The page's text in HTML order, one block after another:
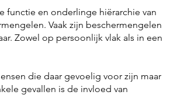
functie en onderlinge hiërarchie van
Vaak zijn beschermengelen
Zowel op persoonlijk vlak als in een
die daar gevoelig voor zijn maar
gevallen is de invloed van